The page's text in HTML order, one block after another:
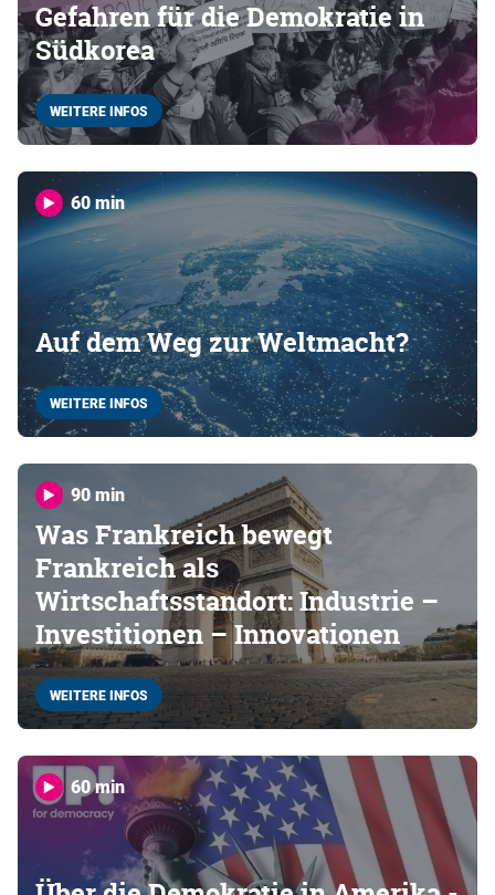
Gefahren für die Demokratie in
Südkorea
WEITERE INFOS
60 min
Auf dem Weg zur Weltmacht?
WEITERE INFOS
90 min
Was Frankreich bewegt
Frankreich als
Wirtschaftsstandort: Industrie –
Investitionen – Innovationen
WEITERE INFOS
60 min